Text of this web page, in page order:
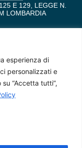
esperienza di
personalizzati e
“Accetta tutti”,
E 129, LEGGE N.
LOMBARDIA